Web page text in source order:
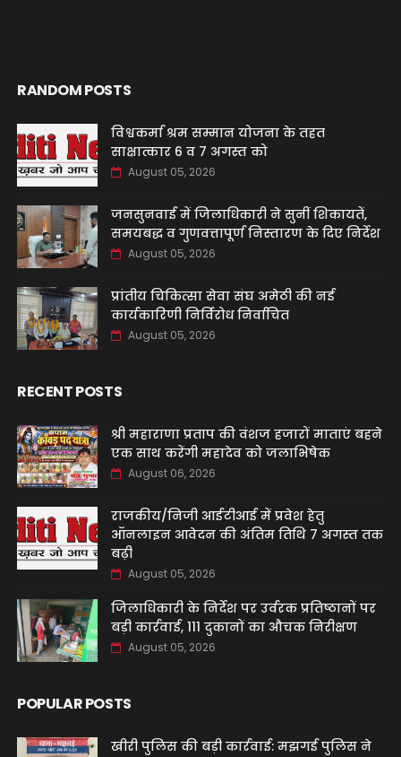
RANDOM POSTS
विश्वकर्मा श्रम सम्मान योजना के तहत
साक्षात्कार 6 व 7 अगस्त को
August 05, 2026
जनसुनवाई में जिलाधिकारी ने सुनीं शिकायतें,
समयबद्ध व गुणवत्तापूर्ण निस्तारण के दिए निर्देश
August 05, 2026
प्रांतीय चिकित्सा सेवा संघ अमेठी की नई
कार्यकारिणी निर्विरोध निर्वाचित
August 05, 2026
RECENT POSTS
श्री महाराणा प्रताप की वंशज हजारों माताएं बहने
एक साथ करेंगी महादेव को जलाभिषेक
August 06, 2026
राजकीय/निजी आईटीआई में प्रवेश हेतु
ऑनलाइन आवेदन की अंतिम तिथि 7 अगस्त तक
बढ़ी
August 05, 2026
जिलाधिकारी के निर्देश पर उर्वरक प्रतिष्ठानों पर
बड़ी कार्रवाई, 111 दुकानों का औचक निरीक्षण
August 05, 2026
POPULAR POSTS
खीरी पुलिस की बड़ी कार्रवाई: मझगई पुलिस ने